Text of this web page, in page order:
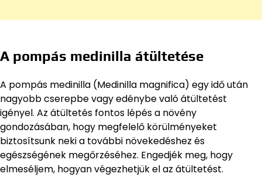
A pompás medinilla átültetése
A pompás medinilla (Medinilla magnifica) egy idő után
nagyobb cserepbe vagy edénybe való átültetést
igényel. Az átültetés fontos lépés a növény
gondozásában, hogy megfelelő körülményeket
biztosítsunk neki a további növekedéshez és
egészségének megőrzéséhez. Engedjék meg, hogy
elmeséljem, hogyan végezhetjük el az átültetést.